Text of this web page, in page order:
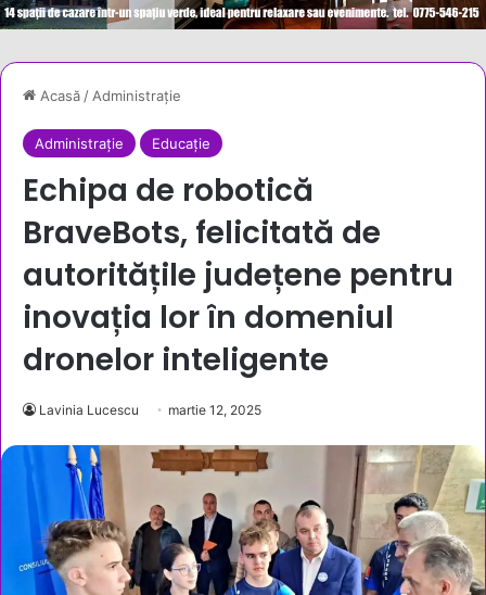
Acasă/Administrație
Administrație Educație
Echipa de robotică
BraveBots, felicitată de
autoritățile județene pentru
inovația lor în domeniul
dronelor inteligente
Lavinia Lucescu martie 12, 2025